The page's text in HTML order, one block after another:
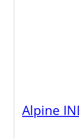
Alpine